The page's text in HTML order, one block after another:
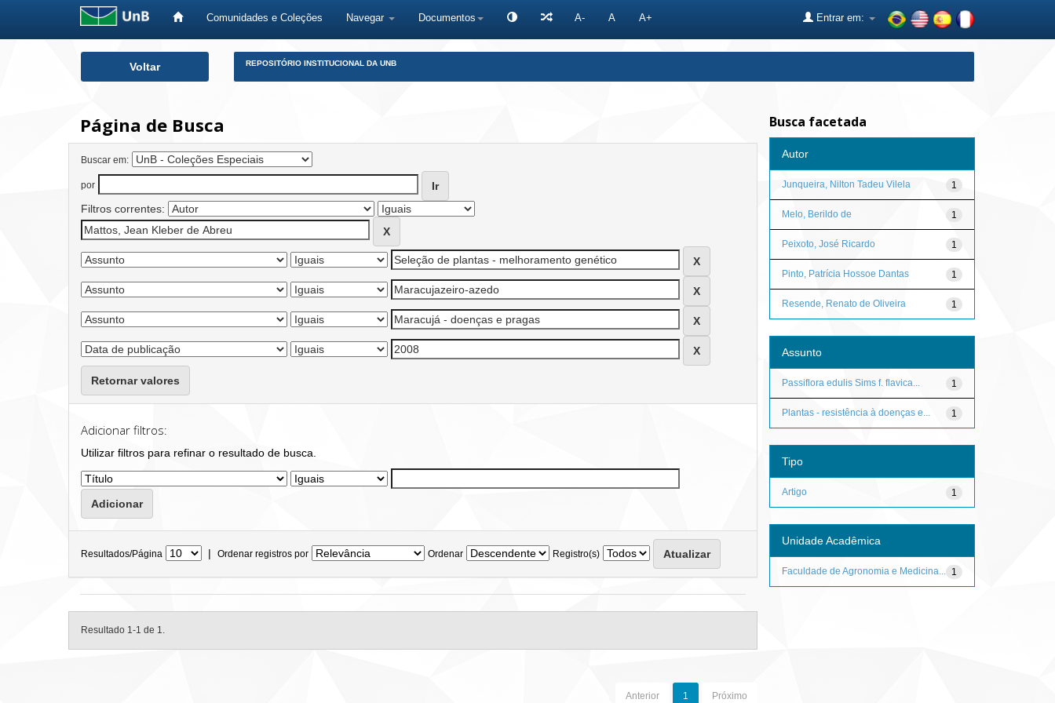
Comunidades e Coleções Navegar Documentos A- A A+ Entrar em:
Voltar REPOSITÓRIO INSTITUCIONAL DA UNB
Página de Busca
Buscar em:
por
Filtros correntes:
Retornar valores
Adicionar filtros:
Utilizar filtros para refinar o resultado de busca.
Resultados/Página | Ordenar registros por Ordenar Registro(s)
Resultado 1-1 de 1.
Anterior 1 Próximo
Busca facetada
Autor
1
Junqueira, Nilton Tadeu Vilela
1
Melo, Berildo de
1
Peixoto, José Ricardo
1
Pinto, Patrícia Hossoe Dantas
1
Resende, Renato de Oliveira
Assunto
1
Passiflora edulis Sims f. flavica...
1
Plantas - resistência à doenças e...
Tipo
1
Artigo
Unidade Acadêmica
1
Faculdade de Agronomia e Medicina...